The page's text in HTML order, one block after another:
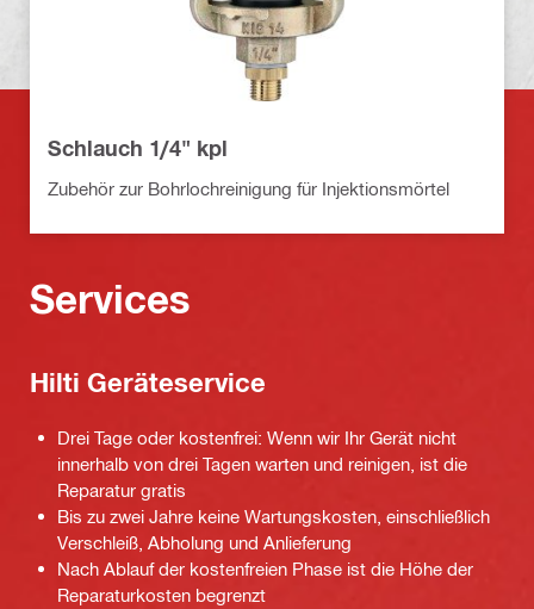
Schlauch 1/4" kpl
Zubehör zur Bohrlochreinigung für Injektionsmörtel
Services
Hilti Geräteservice
Drei Tage oder kostenfrei: Wenn wir Ihr Gerät nicht
innerhalb von drei Tagen warten und reinigen, ist die
Reparatur gratis
Bis zu zwei Jahre keine Wartungskosten, einschließlich
Verschleiß, Abholung und Anlieferung
Nach Ablauf der kostenfreien Phase ist die Höhe der
Reparaturkosten begrenzt